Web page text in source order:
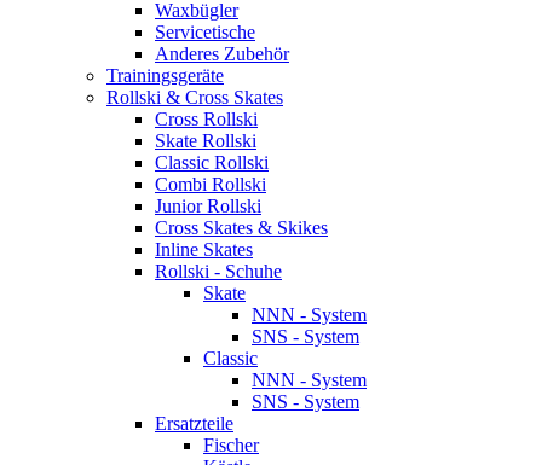
Waxbügler
Servicetische
Anderes Zubehör
Trainingsgeräte
Rollski & Cross Skates
Cross Rollski
Skate Rollski
Classic Rollski
Combi Rollski
Junior Rollski
Cross Skates & Skikes
Inline Skates
Rollski - Schuhe
Skate
NNN - System
SNS - System
Classic
NNN - System
SNS - System
Ersatzteile
Fischer